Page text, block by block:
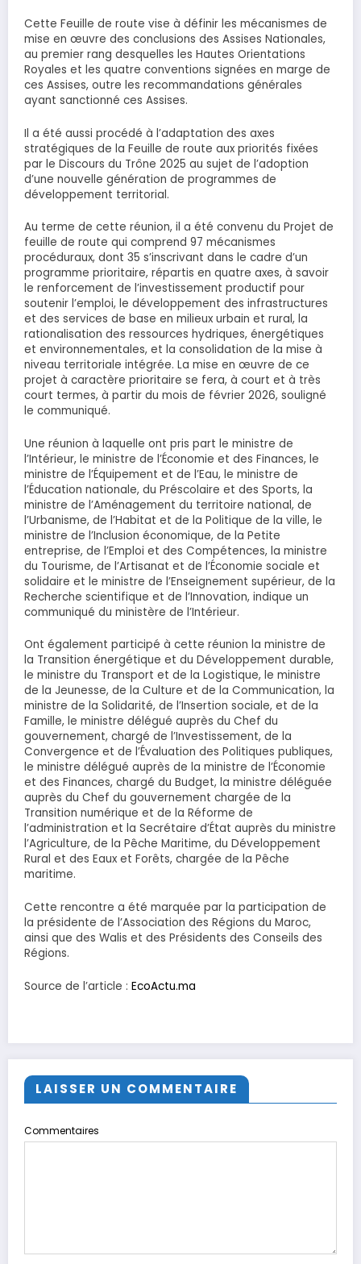
Cette Feuille de route vise à définir les mécanismes de
mise en œuvre des conclusions des Assises Nationales,
au premier rang desquelles les Hautes Orientations
Royales et les quatre conventions signées en marge de
ces Assises, outre les recommandations générales
ayant sanctionné ces Assises.
Il a été aussi procédé à l’adaptation des axes
stratégiques de la Feuille de route aux priorités fixées
par le Discours du Trône 2025 au sujet de l’adoption
d’une nouvelle génération de programmes de
développement territorial.
Au terme de cette réunion, il a été convenu du Projet de
feuille de route qui comprend 97 mécanismes
procéduraux, dont 35 s’inscrivant dans le cadre d’un
programme prioritaire, répartis en quatre axes, à savoir
le renforcement de l’investissement productif pour
soutenir l’emploi, le développement des infrastructures
et des services de base en milieux urbain et rural, la
rationalisation des ressources hydriques, énergétiques
et environnementales, et la consolidation de la mise à
niveau territoriale intégrée. La mise en œuvre de ce
projet à caractère prioritaire se fera, à court et à très
court termes, à partir du mois de février 2026, souligné
le communiqué.
Une réunion à laquelle ont pris part le ministre de
l’Intérieur, le ministre de l’Économie et des Finances, le
ministre de l’Équipement et de l’Eau, le ministre de
l’Éducation nationale, du Préscolaire et des Sports, la
ministre de l’Aménagement du territoire national, de
l’Urbanisme, de l’Habitat et de la Politique de la ville, le
ministre de l’Inclusion économique, de la Petite
entreprise, de l’Emploi et des Compétences, la ministre
du Tourisme, de l’Artisanat et de l’Économie sociale et
solidaire et le ministre de l’Enseignement supérieur, de la
Recherche scientifique et de l’Innovation, indique un
communiqué du ministère de l’Intérieur.
Ont également participé à cette réunion la ministre de
la Transition énergétique et du Développement durable,
le ministre du Transport et de la Logistique, le ministre
de la Jeunesse, de la Culture et de la Communication, la
ministre de la Solidarité, de l’Insertion sociale, et de la
Famille, le ministre délégué auprès du Chef du
gouvernement, chargé de l’Investissement, de la
Convergence et de l’Évaluation des Politiques publiques,
le ministre délégué auprès de la ministre de l’Économie
et des Finances, chargé du Budget, la ministre déléguée
auprès du Chef du gouvernement chargée de la
Transition numérique et de la Réforme de
l’administration et la Secrétaire d’État auprès du ministre
l’Agriculture, de la Pêche Maritime, du Développement
Rural et des Eaux et Forêts, chargée de la Pêche
maritime.
Cette rencontre a été marquée par la participation de
la présidente de l’Association des Régions du Maroc,
ainsi que des Walis et des Présidents des Conseils des
Régions.
Source de l’article : EcoActu.ma
LAISSER UN COMMENTAIRE
Commentaires